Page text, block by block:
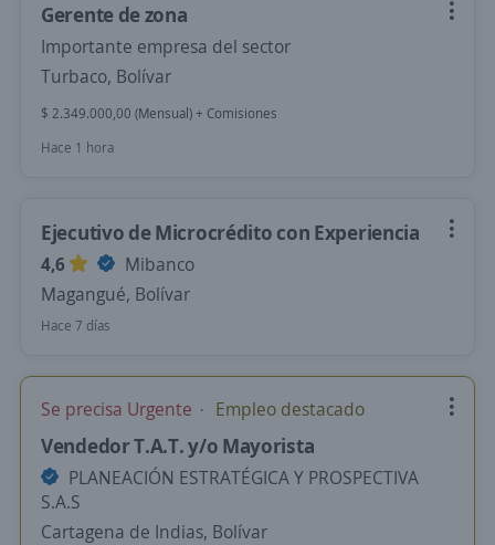
Gerente de zona
Importante empresa del sector
Turbaco, Bolívar
$ 2.349.000,00 (Mensual) + Comisiones
Hace 1 hora
Ejecutivo de Microcrédito con Experiencia
4,6
Mibanco
Magangué, Bolívar
Hace 7 días
Se precisa Urgente Empleo destacado
Vendedor T.A.T. y/o Mayorista
PLANEACIÓN ESTRATÉGICA Y PROSPECTIVA
S.A.S
Cartagena de Indias, Bolívar